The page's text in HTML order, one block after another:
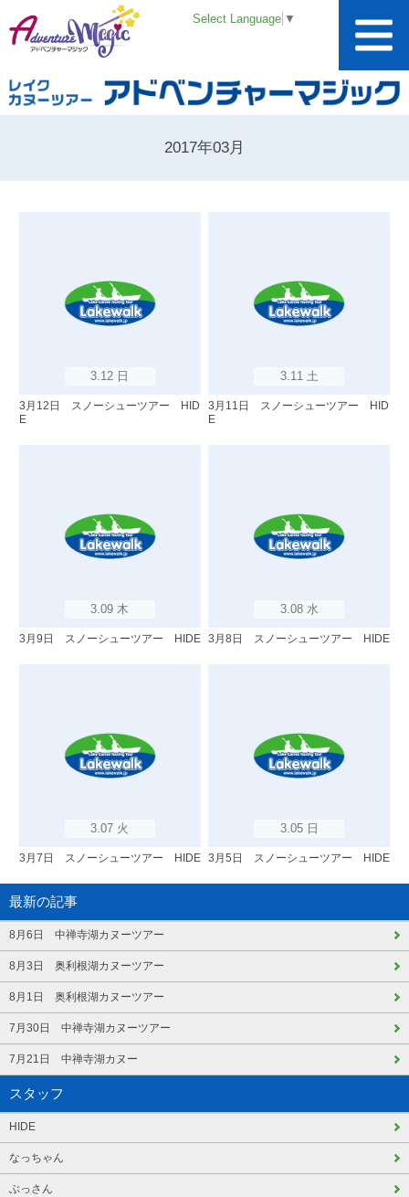
Select Language ▼
2017年03月
3.12 日
3月12日 スノーシューツアー HID
E
3.11 土
3月11日 スノーシューツアー HID
E
3.09 木
3月9日 スノーシューツアー HIDE
3.08 水
3月8日 スノーシューツアー HIDE
3.07 火
3月7日 スノーシューツアー HIDE
3.05 日
3月5日 スノーシューツアー HIDE
最新の記事
8月6日 中禅寺湖カヌーツアー
8月3日 奥利根湖カヌーツアー
8月1日 奥利根湖カヌーツアー
7月30日 中禅寺湖カヌーツアー
7月21日 中禅寺湖カヌー
スタッフ
HIDE
なっちゃん
ぶっさん